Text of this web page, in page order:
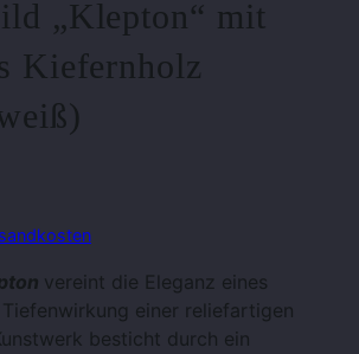
„Klepton“ mit
Kiefernholz
vereint die Eleganz eines
einer reliefartigen
besticht durch ein